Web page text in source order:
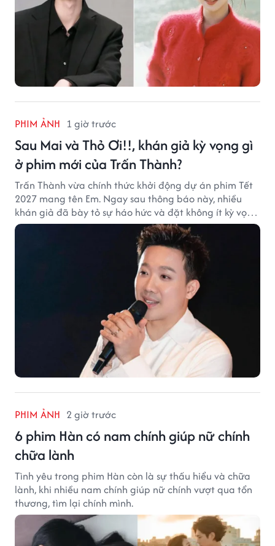
PHIM ẢNH 1 giờ trước
Sau Mai và Thỏ Ơi!!, khán giả kỳ vọng gì
ở phim mới của Trấn Thành?
Trấn Thành vừa chính thức khởi động dự án phim Tết
2027 mang tên Em. Ngay sau thông báo này, nhiều
khán giả đã bày tỏ sự háo hức và đặt không ít kỳ vọng
vào bộ phim mới của Trấn Thành.
PHIM ẢNH 2 giờ trước
6 phim Hàn có nam chính giúp nữ chính
chữa lành
Tình yêu trong phim Hàn còn là sự thấu hiểu và chữa
lành, khi nhiều nam chính giúp nữ chính vượt qua tổn
thương, tìm lại chính mình.